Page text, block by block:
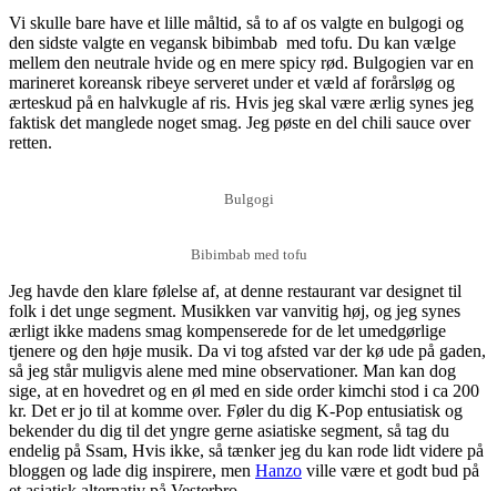
Vi skulle bare have et lille måltid, så to af os valgte en bulgogi og
den sidste valgte en vegansk bibimbab med tofu. Du kan vælge
mellem den neutrale hvide og en mere spicy rød. Bulgogien var en
marineret koreansk ribeye serveret under et væld af forårsløg og
ærteskud på en halvkugle af ris. Hvis jeg skal være ærlig synes jeg
faktisk det manglede noget smag. Jeg pøste en del chili sauce over
retten.
Bulgogi
Bibimbab med tofu
Jeg havde den klare følelse af, at denne restaurant var designet til
folk i det unge segment. Musikken var vanvitig høj, og jeg synes
ærligt ikke madens smag kompenserede for de let umedgørlige
tjenere og den høje musik. Da vi tog afsted var der kø ude på gaden,
så jeg står muligvis alene med mine observationer. Man kan dog
sige, at en hovedret og en øl med en side order kimchi stod i ca 200
kr. Det er jo til at komme over. Føler du dig K-Pop entusiatisk og
bekender du dig til det yngre gerne asiatiske segment, så tag du
endelig på Ssam, Hvis ikke, så tænker jeg du kan rode lidt videre på
bloggen og lade dig inspirere, men Hanzo ville være et godt bud på